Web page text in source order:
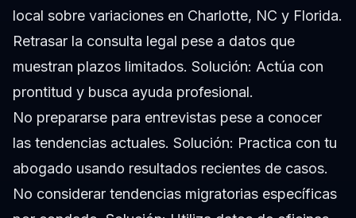
local sobre variaciones en Charlotte, NC y Florida.
Retrasar la consulta legal pese a datos que
muestran plazos limitados. Solución: Actúa con
prontitud y busca ayuda profesional.
No prepararse para entrevistas pese a conocer
las tendencias actuales. Solución: Practica con tu
abogado usando resultados recientes de casos.
No considerar tendencias migratorias específicas